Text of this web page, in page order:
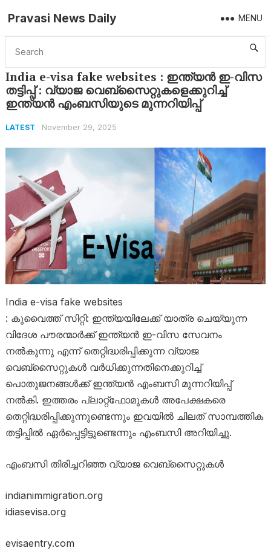
Pravasi News Daily MENU
Home Latest India e-visa fake websites : ഇന്ത്യൻ ഇ-വിസ തട്ടിപ്പ് : വ്യാജ വെബ്സൈറ്റുകളെക്കുറിച്ച് ഇന്ത്യൻ എംബസിയുടെ മുന്നറിയിപ്പ്
India e-visa fake websites : ഇന്ത്യൻ ഇ-വിസ
തട്ടിപ്പ് : വ്യാജ വെബ്സൈറ്റുകളെക്കുറിച്ച്
ഇന്ത്യൻ എംബസിയുടെ മുന്നറിയിപ്പ്
LATEST November 29, 2025
India e-visa fake websites
: കുവൈത്ത് സിറ്റി: ഇന്ത്യയിലേക്ക് യാത്ര ചെയ്യുന്ന
വിദേശ പൗരന്മാർക്ക് ഇന്ത്യൻ ഇ-വിസ സേവനം
നൽകുന്നു എന്ന് തെറ്റിദ്ധരിപ്പിക്കുന്ന വ്യാജ
വെബ്സൈറ്റുകൾ വർധിക്കുന്നതിനെക്കുറിച്ച്
പൊതുജനങ്ങൾക്ക് ഇന്ത്യൻ എംബസി മുന്നറിയിപ്പ്
നൽകി. ഇത്തരം പ്ലാറ്റ്‌ഫോമുകൾ അപേക്ഷകരെ
തെറ്റിദ്ധരിപ്പിക്കുന്നുണ്ടെന്നും ഇവയിൽ ചിലത് സാമ്പത്തിക
തട്ടിപ്പിൽ ഏർപ്പെട്ടിട്ടുണ്ടെന്നും എംബസി അറിയിച്ചു.
എംബസി തിരിച്ചറിഞ്ഞ വ്യാജ വെബ്സൈറ്റുകൾ
indianimmigration.org
idiasevisa.org
evisaentry.com